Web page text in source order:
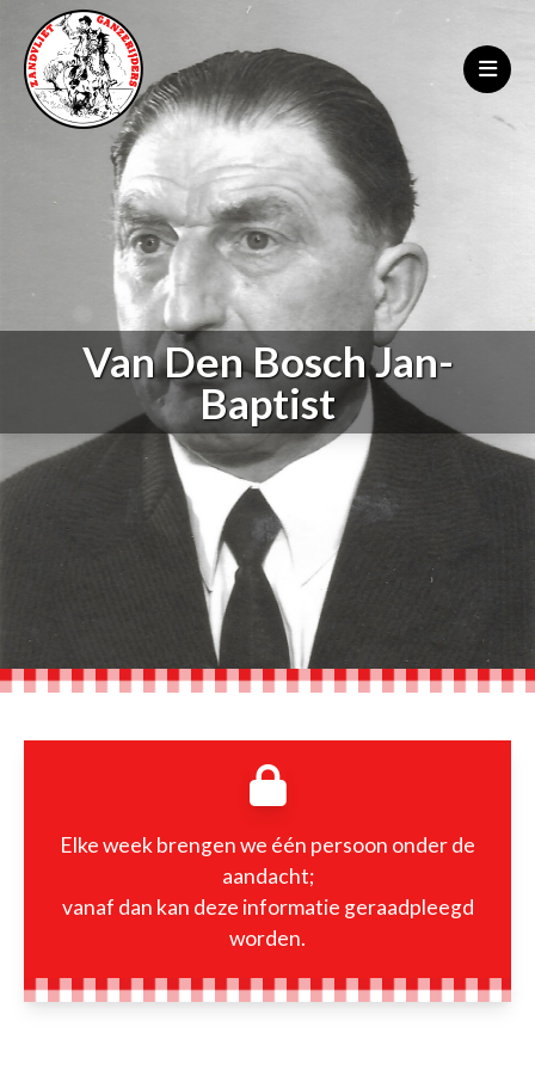
Van Den Bosch Jan-
Baptist
Elke week brengen we één persoon onder de
aandacht;
vanaf dan kan deze informatie geraadpleegd
worden.